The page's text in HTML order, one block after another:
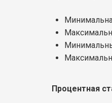
Процентная